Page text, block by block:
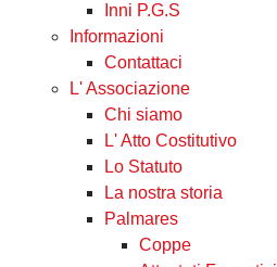
Inni P.G.S
Informazioni
Contattaci
L' Associazione
Chi siamo
L' Atto Costitutivo
Lo Statuto
La nostra storia
Palmares
Coppe